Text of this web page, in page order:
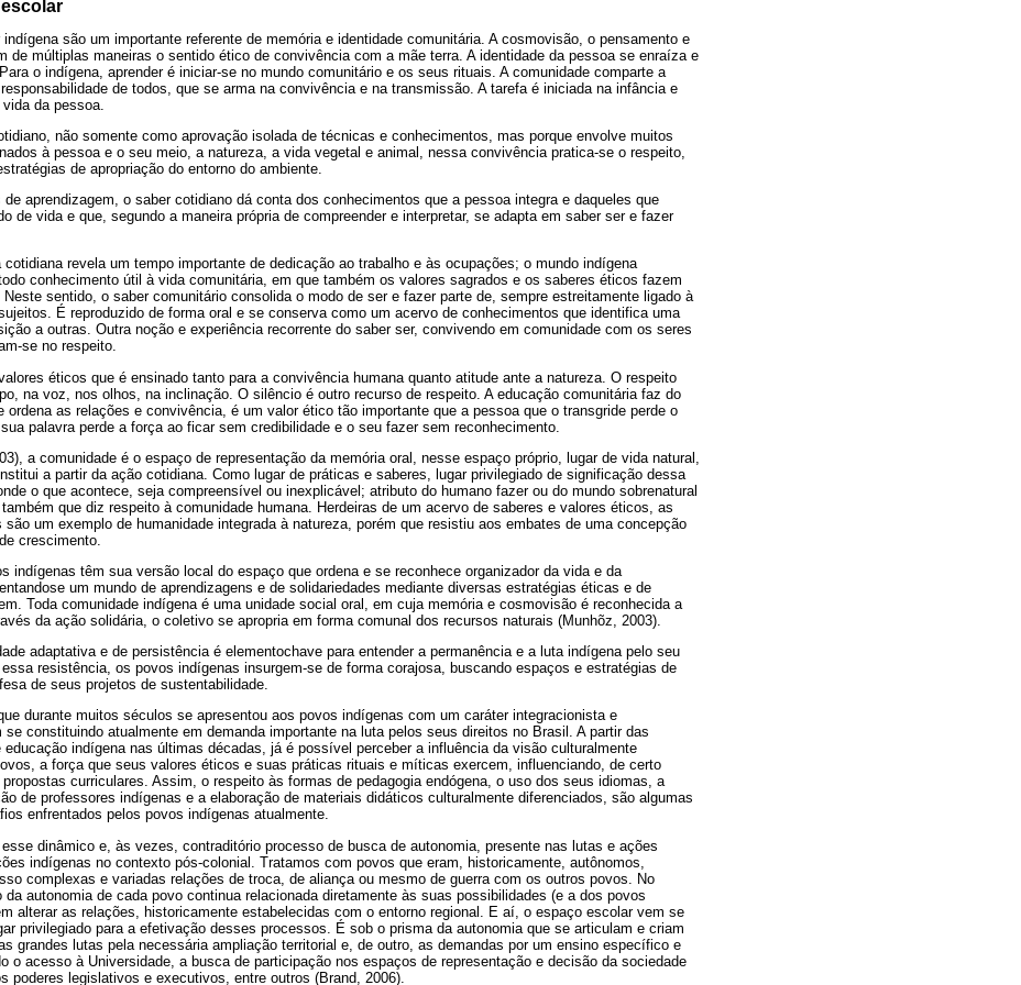
são um importante referente de memória e identidade comunitária. A cosmovisão, o pensamento e
de múltiplas maneiras o sentido ético de convivência com a mãe terra. A identidade da pessoa se enraíza e
o indígena, aprender é iniciar-se no mundo comunitário e os seus rituais. A comunidade comparte a
de todos, que se arma na convivência e na transmissão. A tarefa é iniciada na infância e
da pessoa.
não somente como aprovação isolada de técnicas e conhecimentos, mas porque envolve muitos
à pessoa e o seu meio, a natureza, a vida vegetal e animal, nessa convivência pratica-se o respeito,
de apropriação do entorno do ambiente.
aprendizagem, o saber cotidiano dá conta dos conhecimentos que a pessoa integra e daqueles que
de vida e que, segundo a maneira própria de compreender e interpretar, se adapta em saber ser e fazer
revela um tempo importante de dedicação ao trabalho e às ocupações; o mundo indígena
conhecimento útil à vida comunitária, em que também os valores sagrados e os saberes éticos fazem
sentido, o saber comunitário consolida o modo de ser e fazer parte de, sempre estreitamente ligado à
É reproduzido de forma oral e se conserva como um acervo de conhecimentos que identifica uma
a outras. Outra noção e experiência recorrente do saber ser, convivendo em comunidade com os seres
se no respeito.
éticos que é ensinado tanto para a convivência humana quanto atitude ante a natureza. O respeito
na voz, nos olhos, na inclinação. O silêncio é outro recurso de respeito. A educação comunitária faz do
ordena as relações e convivência, é um valor ético tão importante que a pessoa que o transgride perde o
palavra perde a força ao ficar sem credibilidade e o seu fazer sem reconhecimento.
a comunidade é o espaço de representação da memória oral, nesse espaço próprio, lugar de vida natural,
a partir da ação cotidiana. Como lugar de práticas e saberes, lugar privilegiado de significação dessa
o que acontece, seja compreensível ou inexplicável; atributo do humano fazer ou do mundo sobrenatural
que diz respeito à comunidade humana. Herdeiras de um acervo de saberes e valores éticos, as
são um exemplo de humanidade integrada à natureza, porém que resistiu aos embates de uma concepção
crescimento.
indígenas têm sua versão local do espaço que ordena e se reconhece organizador da vida e da
um mundo de aprendizagens e de solidariedades mediante diversas estratégias éticas e de
Toda comunidade indígena é uma unidade social oral, em cuja memória e cosmovisão é reconhecida a
da ação solidária, o coletivo se apropria em forma comunal dos recursos naturais (Munhõz, 2003).
adaptativa e de persistência é elementochave para entender a permanência e a luta indígena pelo seu
resistência, os povos indígenas insurgem-se de forma corajosa, buscando espaços e estratégias de
de seus projetos de sustentabilidade.
durante muitos séculos se apresentou aos povos indígenas com um caráter integracionista e
constituindo atualmente em demanda importante na luta pelos seus direitos no Brasil. A partir das
indígena nas últimas décadas, já é possível perceber a influência da visão culturalmente
a força que seus valores éticos e suas práticas rituais e míticas exercem, influenciando, de certo
curriculares. Assim, o respeito às formas de pedagogia endógena, o uso dos seus idiomas, a
de professores indígenas e a elaboração de materiais didáticos culturalmente diferenciados, são algumas
enfrentados pelos povos indígenas atualmente.
dinâmico e, às vezes, contraditório processo de busca de autonomia, presente nas lutas e ações
indígenas no contexto pós-colonial. Tratamos com povos que eram, historicamente, autônomos,
complexas e variadas relações de troca, de aliança ou mesmo de guerra com os outros povos. No
da autonomia de cada povo continua relacionada diretamente às suas possibilidades (e a dos povos
alterar as relações, historicamente estabelecidas com o entorno regional. E aí, o espaço escolar vem se
privilegiado para a efetivação desses processos. É sob o prisma da autonomia que se articulam e criam
grandes lutas pela necessária ampliação territorial e, de outro, as demandas por um ensino específico e
o acesso à Universidade, a busca de participação nos espaços de representação e decisão da sociedade
poderes legislativos e executivos, entre outros (Brand, 2006).